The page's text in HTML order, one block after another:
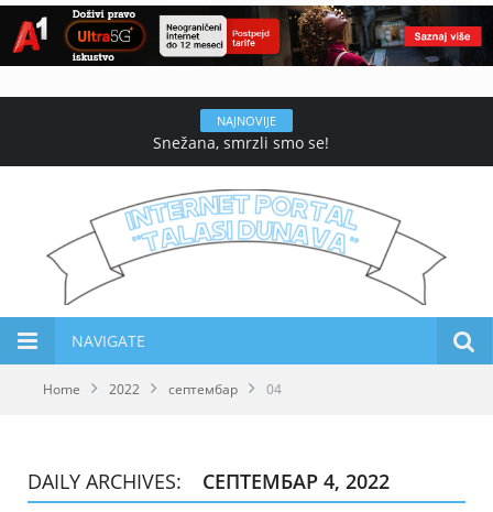
NAJNOVIJE
Snežana, smrzli smo se!
NAVIGATE
Home 2022 септембар 04
DAILY ARCHIVES: СЕПТЕМБАР 4, 2022